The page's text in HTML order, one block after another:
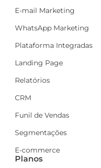
E-mail Marketing
WhatsApp Marketing
Plataforma Integradas
Landing Page
Relatórios
CRM
Funil de Vendas
Segmentações
E-commerce
Planos